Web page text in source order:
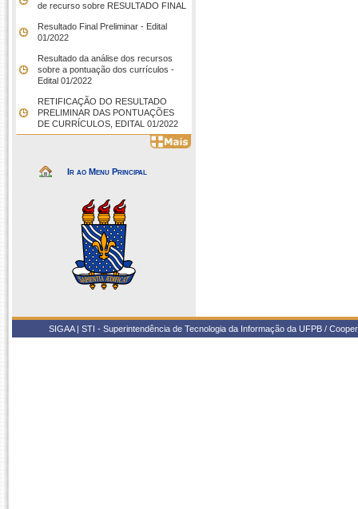
de recurso sobre RESULTADO FINAL
Resultado Final Preliminar - Edital
01/2022
Resultado da análise dos recursos
sobre a pontuação dos currículos -
Edital 01/2022
RETIFICAÇÃO DO RESULTADO
PRELIMINAR DAS PONTUAÇÕES
DE CURRÍCULOS, EDITAL 01/2022
Ir ao Menu Principal
SIGAA | STI - Superintendência de Tecnologia da Informação da UFPB /